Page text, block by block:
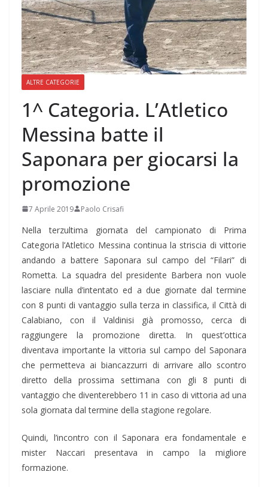
ALTRE CATEGORIE
1^ Categoria. L’Atletico
Messina batte il
Saponara per giocarsi la
promozione
7 Aprile 2019 Paolo Crisafi
Nella terzultima giornata del campionato di Prima
Categoria l’Atletico Messina continua la striscia di vittorie
andando a battere Saponara sul campo del “Filari” di
Rometta. La squadra del presidente Barbera non vuole
lasciare nulla d’intentato ed a due giornate dal termine
con 8 punti di vantaggio sulla terza in classifica, il Città di
Calabiano, con il Valdinisi già promosso, cerca di
raggiungere la promozione diretta. In quest’ottica
diventava importante la vittoria sul campo del Saponara
che permetteva ai biancazzurri di arrivare allo scontro
diretto della prossima settimana con gli 8 punti di
vantaggio che diventerebbero 11 in caso di vittoria ad una
sola giornata dal termine della stagione regolare.
Quindi, l’incontro con il Saponara era fondamentale e
mister Naccari presentava in campo la migliore
formazione.